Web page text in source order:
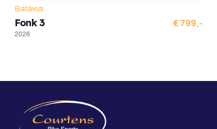
Batavus
Fonk 3
2026
€ 799,-